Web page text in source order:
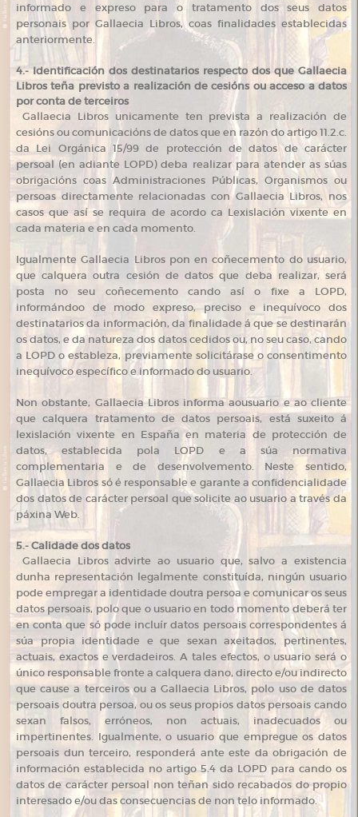
informado e expreso para o tratamento dos seus datos
personais por Gallaecia Libros, coas finalidades establecidas
anteriormente.
4.- Identificación dos destinatarios respecto dos que Gallaecia
Libros teña previsto a realización de cesións ou acceso a datos
por conta de terceiros
Gallaecia Libros unicamente ten prevista a realización de
cesións ou comunicacións de datos que en razón do artigo 11.2.c.
da Lei Orgánica 15/99 de protección de datos de carácter
persoal (en adiante LOPD) deba realizar para atender as súas
obrigacións coas Administraciones Públicas, Organismos ou
persoas directamente relacionadas con Gallaecia Libros, nos
casos que así se requira de acordo ca Lexislación vixente en
cada materia e en cada momento.
Igualmente Gallaecia Libros pon en coñecemento do usuario,
que calquera outra cesión de datos que deba realizar, será
posta no seu coñecemento cando así o fixe a LOPD,
informándoo de modo expreso, preciso e inequívoco dos
destinatarios da información, da finalidade á que se destinarán
os datos, e da natureza dos datos cedidos ou, no seu caso, cando
a LOPD o estableza, previamente solicitárase o consentimento
inequívoco específico e informado do usuario.
Non obstante, Gallaecia Libros informa aousuario e ao cliente
que calquera tratamento de datos persoais, está suxeito á
lexislación vixente en España en materia de protección de
datos, establecida pola LOPD e a súa normativa
complementaria e de desenvolvemento. Neste sentido,
Gallaecia Libros só é responsable e garante a confidencialidade
dos datos de carácter persoal que solicite ao usuario a través da
páxina Web.
5.- Calidade dos datos
Gallaecia Libros advirte ao usuario que, salvo a existencia
dunha representación legalmente constituída, ningún usuario
pode empregar a identidade doutra persoa e comunicar os seus
datos persoais, polo que o usuario en todo momento deberá ter
en conta que só pode incluír datos persoais correspondentes á
súa propia identidade e que sexan axeitados, pertinentes,
actuais, exactos e verdadeiros. A tales efectos, o usuario será o
único responsable fronte a calquera dano, directo e/ou indirecto
que cause a terceiros ou a Gallaecia Libros, polo uso de datos
persoais doutra persoa, ou os seus propios datos persoais cando
sexan falsos, erróneos, non actuais, inadecuados ou
impertinentes. Igualmente, o usuario que empregue os datos
persoais dun terceiro, responderá ante este da obrigación de
información establecida no artigo 5.4 da LOPD para cando os
datos de carácter persoal non teñan sido recabados do propio
interesado e/ou das consecuencias de non telo informado.